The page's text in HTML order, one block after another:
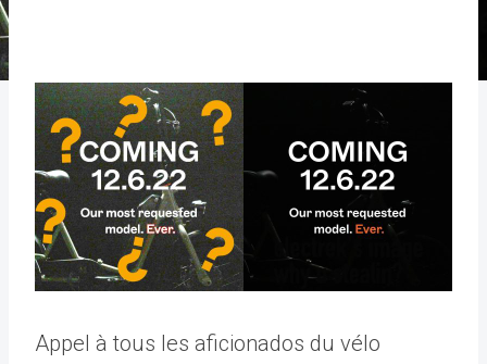
Appel à tous les aficionados du vélo